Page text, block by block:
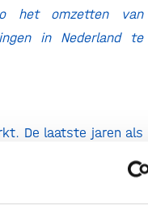
het omzetten van
in Nederland te
De laatste jaren als
op de opkomende
Bio Science Park